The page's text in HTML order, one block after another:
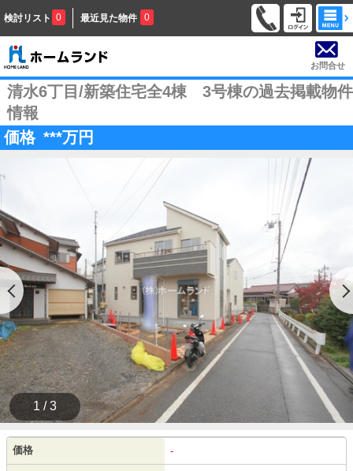
検討リスト 0 最近見た物件 0
お問合せ
清水6丁目/新築住宅全4棟 3号棟の過去掲載物件
情報
価格 ***万円
1 / 3
価格 -